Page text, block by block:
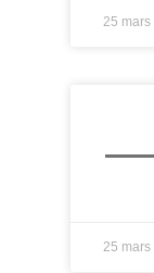
25 mars
25 mars